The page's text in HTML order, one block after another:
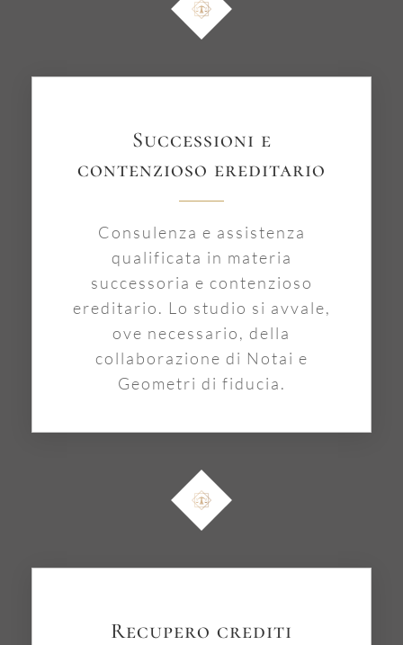
Successioni e
contenzioso ereditario
Consulenza e assistenza
qualificata in materia
successoria e contenzioso
ereditario. Lo studio si avvale,
ove necessario, della
collaborazione di Notai e
Geometri di fiducia.
Recupero crediti